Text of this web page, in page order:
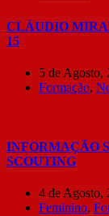
CLÁUDIO
15
5 de Agosto,
Formação,
INFORMAÇÃO
SCOUTING
4 de Agosto,
Feminino,